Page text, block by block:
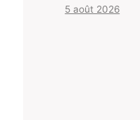
5 août 2026